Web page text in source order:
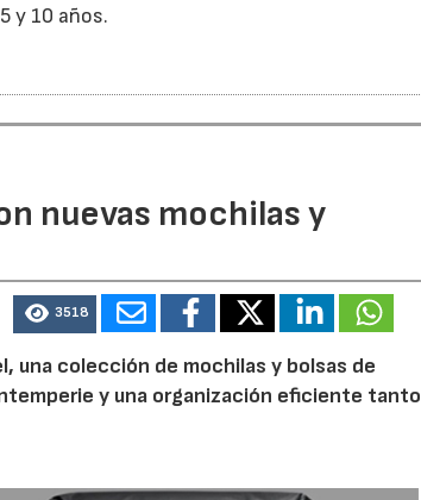
y 10 años.
nuevas mochilas y
3518
una colección de mochilas y bolsas de
y una organización eficiente tanto